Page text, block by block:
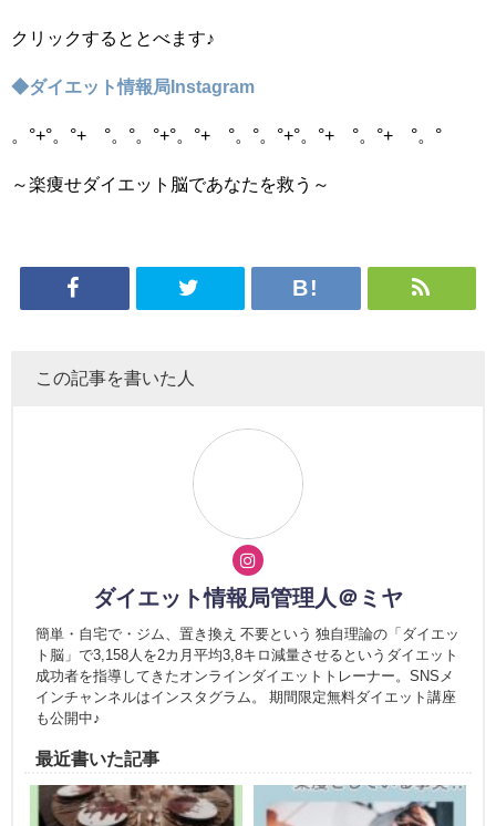
クリックするととべます♪
◆ダイエット情報局Instagram
。°+°。°+ °。°。°+°。°+ °。°。°+°。°+ °。°+ °。°
～楽痩せダイエット脳であなたを救う～
この記事を書いた人
ダイエット情報局管理人＠ミヤ
簡単・自宅で・ジム、置き換え 不要という 独自理論の「ダイエッ
ト脳」で3,158人を2カ月平均3,8キロ減量させるというダイエット
成功者を指導してきたオンラインダイエットトレーナー。SNSメ
インチャンネルはインスタグラム。 期間限定無料ダイエット講座
も公開中♪
最近書いた記事